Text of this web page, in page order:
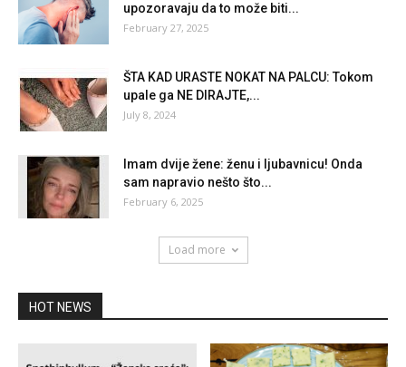
upozoravaju da to može biti...
February 27, 2025
ŠTA KAD URASTE NOKAT NA PALCU: Tokom
upale ga NE DIRAJTE,...
July 8, 2024
Imam dvije žene: ženu i ljubavnicu! Onda
sam napravio nešto što...
February 6, 2025
Load more
HOT NEWS